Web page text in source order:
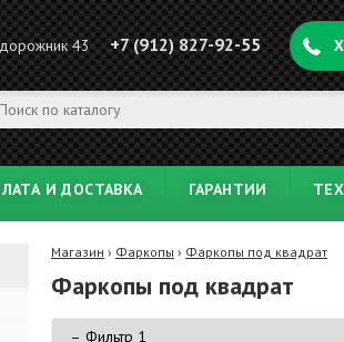
43 +7 (912) 827-92-55
И ДОСТАВКА ГАРАНТИИ
Магазин › Фаркопы › Фаркопы под квадрат
Фаркопы под квадрат